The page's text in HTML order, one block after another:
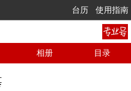
台历 使用指南
相册 目录